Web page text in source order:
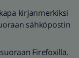
kirjanmerkiksi
sähköpostin
Firefoxilla.